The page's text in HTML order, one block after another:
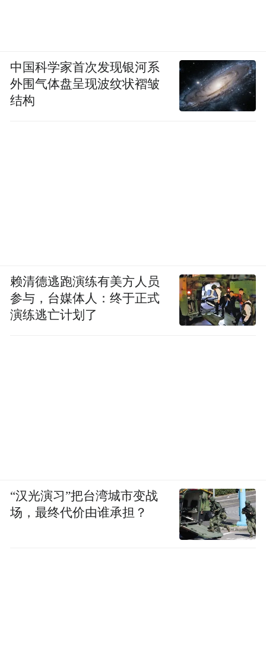
中国科学家首次发现银河系
外围气体盘呈现波纹状褶皱
结构
赖清德逃跑演练有美方人员
参与，台媒体人：终于正式
演练逃亡计划了
“汉光演习”把台湾城市变战
场，最终代价由谁承担？